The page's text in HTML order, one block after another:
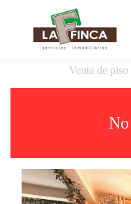
Venta de